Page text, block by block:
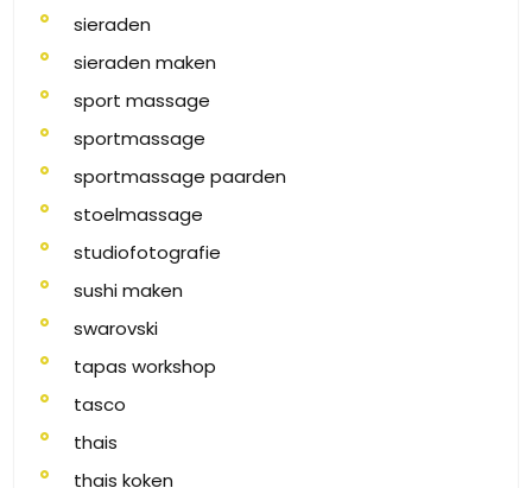
sieraden
sieraden maken
sport massage
sportmassage
sportmassage paarden
stoelmassage
studiofotografie
sushi maken
swarovski
tapas workshop
tasco
thais
thais koken